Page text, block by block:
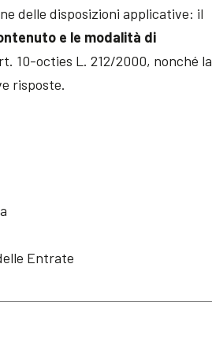
delle disposizioni applicative: il
e le modalità di
10-octies L. 212/2000, nonché la
risposte.
Entrate